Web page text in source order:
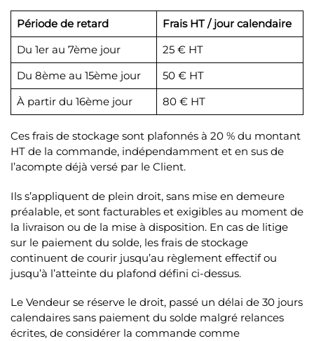
Période de retard
Frais HT / jour calendaire
Du 1er au 7ème jour
25 € HT
Du 8ème au 15ème jour
50 € HT
À partir du 16ème jour
80 € HT
Ces frais de stockage sont plafonnés à 20 % du montant
HT de la commande, indépendamment et en sus de
l’acompte déjà versé par le Client.
Ils s’appliquent de plein droit, sans mise en demeure
préalable, et sont facturables et exigibles au moment de
la livraison ou de la mise à disposition. En cas de litige
sur le paiement du solde, les frais de stockage
continuent de courir jusqu’au règlement effectif ou
jusqu’à l’atteinte du plafond défini ci-dessus.
Le Vendeur se réserve le droit, passé un délai de 30 jours
calendaires sans paiement du solde malgré relances
écrites, de considérer la commande comme